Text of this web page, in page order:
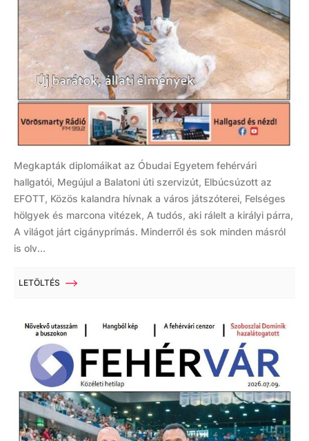
Megkapták diplomáikat az Óbudai Egyetem fehérvári
hallgatói, Megújul a Balatoni úti szervizút, Elbúcsúzott az
EFOTT, Közös kalandra hívnak a város játszóterei, Felséges
hölgyek és marcona vitézek, A tudós, aki rálelt a királyi párra,
A világot járt cigányprímás. Minderről és sok minden másról
is olv...
LETÖLTÉS